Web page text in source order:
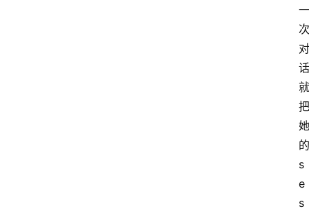
一
次
对
话
就
把
她
的
s
e
s